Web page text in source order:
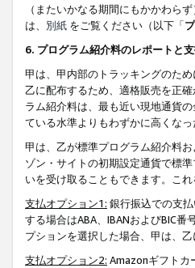
（またいかなる期間にもかかわら
は、 別紙 をご覧ください（以下「
6. プログラム紹介料のレポートと
甲は、甲内部のトラッキングのた
乙に配布するため、適格販売を正
ラム紹介料は、最も近い現地通貨
ている水準よりもわずかに高くな
甲は、乙が標準プログラム紹介料
ゾン・サイトの初期設定通貨で標
いを受け取ることもできます。こ
支払オプション1: 銀行振込での支
する場合はABA、IBANおよびBIC
プションを選択した場合、甲は、
支払オプション2: Amazonギフトカ